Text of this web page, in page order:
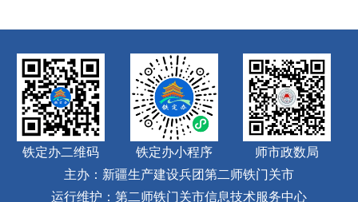
铁定办二维码 铁定办小程序
师市政数局
主办：新疆生产建设兵团第二师铁门关市
运行维护：第二师铁门关市信息技术服务中心